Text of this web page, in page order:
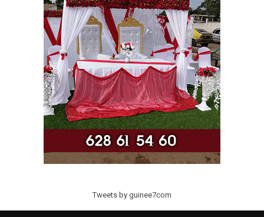
Tweets by guinee7com